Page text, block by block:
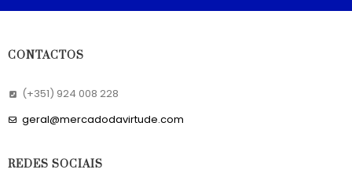
CONTACTOS
(+351) 924 008 228
geral@mercadodavirtude.com
REDES SOCIAIS